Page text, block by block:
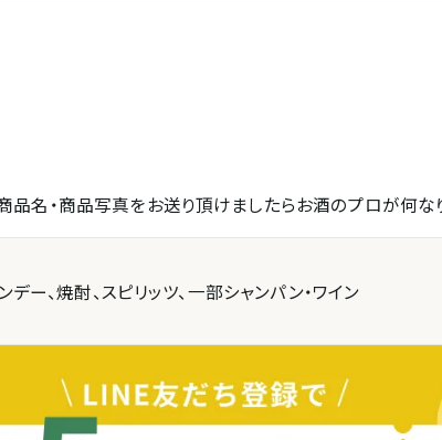
品名・商品写真をお送り頂けましたらお酒のプロが何な
デー、焼酎、スピリッツ、一部シャンパン・ワイン